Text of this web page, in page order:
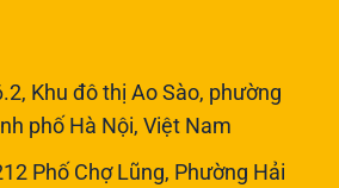
Khu đô thị Ao Sào, phường
phố Hà Nội, Việt Nam
Phố Chợ Lũng, Phường Hải